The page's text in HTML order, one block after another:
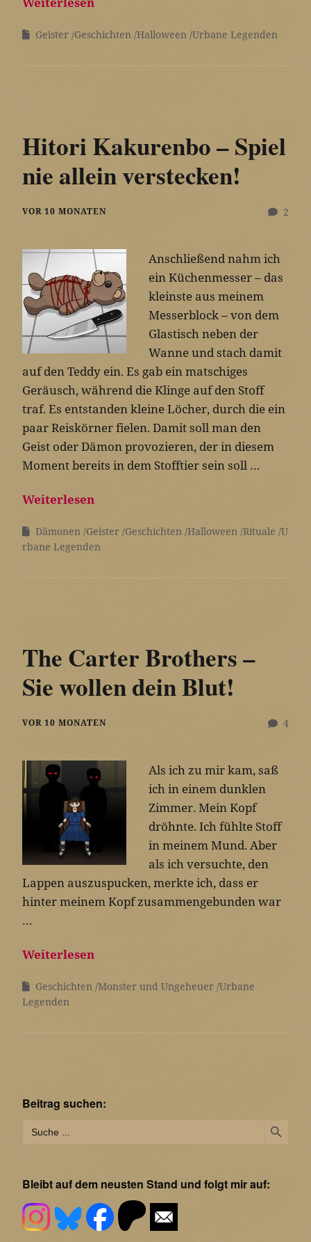
Geister Geschichten Halloween Urbane Legenden
Hitori Kakurenbo – Spiel
nie allein verstecken!
2
VOR 10 MONATEN
Anschließend nahm ich
ein Küchenmesser – das
kleinste aus meinem
Messerblock – von dem
Glastisch neben der
Wanne und stach damit
auf den Teddy ein. Es gab ein matschiges
Geräusch, während die Klinge auf den Stoff
traf. Es entstanden kleine Löcher, durch die ein
paar Reiskörner fielen. Damit soll man den
Geist oder Dämon provozieren, der in diesem
Moment bereits in dem Stofftier sein soll …
Weiterlesen
Dämonen Geister Geschichten Halloween Rituale U
rbane Legenden
The Carter Brothers –
Sie wollen dein Blut!
4
VOR 10 MONATEN
Als ich zu mir kam, saß
ich in einem dunklen
Zimmer. Mein Kopf
dröhnte. Ich fühlte Stoff
in meinem Mund. Aber
als ich versuchte, den
Lappen auszuspucken, merkte ich, dass er
hinter meinem Kopf zusammengebunden war
…
Weiterlesen
Geschichten Monster und Ungeheuer Urbane
Legenden
Beitrag suchen:
for:
Bleibt auf dem neusten Stand und folgt mir auf: